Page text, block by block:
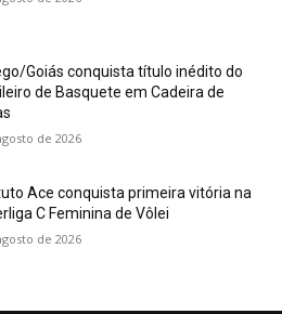
Goiás conquista título inédito do
de Basquete em Cadeira de
de 2026
Ace conquista primeira vitória na
C Feminina de Vôlei
de 2026